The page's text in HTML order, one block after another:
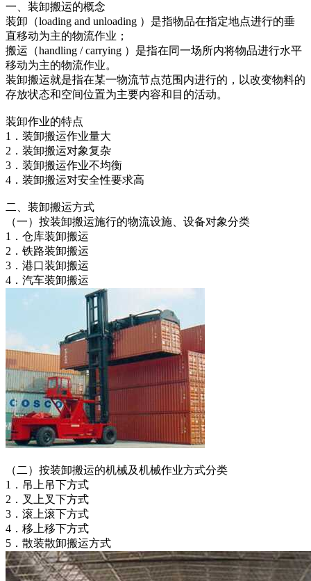
一、装卸搬运的概念
装卸（loading and unloading ）是指物品在指定地点进行的垂
直移动为主的物流作业；
搬运（handling / carrying ）是指在同一场所内将物品进行水平
移动为主的物流作业。
装卸搬运就是指在某一物流节点范围内进行的，以改变物料的
存放状态和空间位置为主要内容和目的活动。
装卸作业的特点
1．装卸搬运作业量大
2．装卸搬运对象复杂
3．装卸搬运作业不均衡
4．装卸搬运对安全性要求高
二、装卸搬运方式
（一）按装卸搬运施行的物流设施、设备对象分类
1．仓库装卸搬运
2．铁路装卸搬运
3．港口装卸搬运
4．汽车装卸搬运
（二）按装卸搬运的机械及机械作业方式分类
1．吊上吊下方式
2．叉上叉下方式
3．滚上滚下方式
4．移上移下方式
5．散装散卸搬运方式